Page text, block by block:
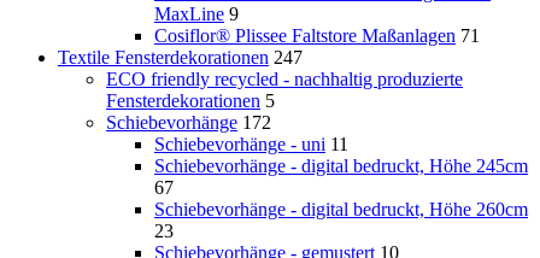
MaxLine 9
Cosiflor® Plissee Faltstore Maßanlagen 71
Textile Fensterdekorationen 247
ECO friendly recycled - nachhaltig produzierte
Fensterdekorationen 5
Schiebevorhänge 172
Schiebevorhänge - uni 11
Schiebevorhänge - digital bedruckt, Höhe 245cm
67
Schiebevorhänge - digital bedruckt, Höhe 260cm
23
Schiebevorhänge - gemustert 10